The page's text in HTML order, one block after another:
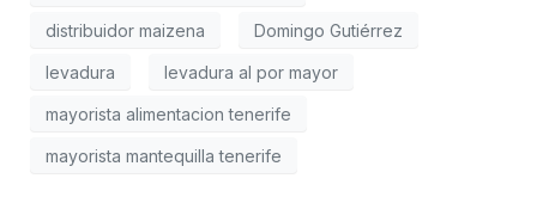
distribuidor maizena Domingo Gutiérrez
levadura levadura al por mayor
mayorista alimentacion tenerife
mayorista mantequilla tenerife